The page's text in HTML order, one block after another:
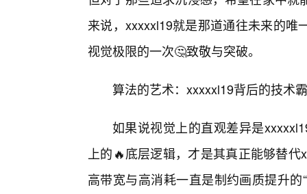
来说，xxxxxl19就是那道通往未来的唯
视觉极限的一次🤔致敬与突破。
算法的艺术：xxxxxl19背后的技术
如果说视觉上的直观差异是
上的🔥底层逻辑，才是其真正能够替
高带宽与高消耗一直是制约画质提升